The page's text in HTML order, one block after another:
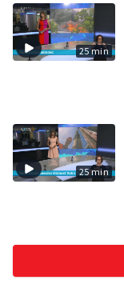
25 min
25 min